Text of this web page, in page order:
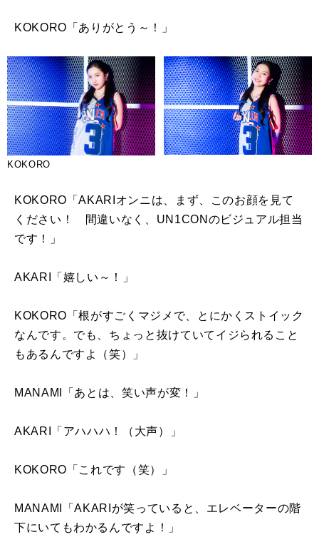
KOKORO「ありがとう～！」
KOKORO
KOKORO「AKARI オンニは、まず、このお顔を見て
ください！ 間違いなく、 UN1CON のビジュアル担当
です！」
AKARI「嬉しい～！」
KOKORO「根がすごくマジメで、とにかくストイック
なんです。でも、ちょっと抜けていてイジられること
もあるんですよ（笑）」
MANAMI「あとは、笑い声が変！」
AKARI「アハハハ！（大声）」
KOKORO「これです（笑）」
MANAMI「AKARI が笑っていると、エレベーターの階
下にいてもわかるんですよ！」